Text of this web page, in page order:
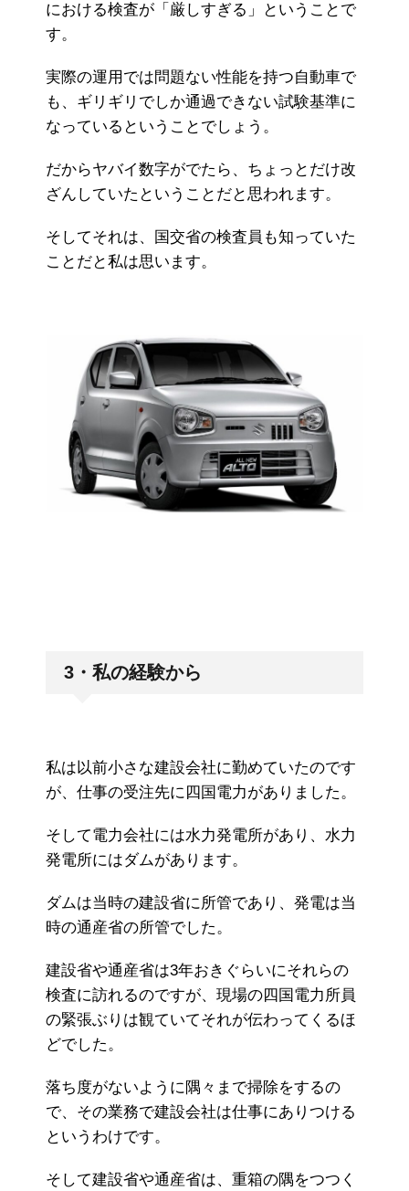
における検査が「厳しすぎる」ということで
す。
実際の運用では問題ない性能を持つ自動車で
も、ギリギリでしか通過できない試験基準に
なっているということでしょう。
だからヤバイ数字がでたら、ちょっとだけ改
ざんしていたということだと思われます。
そしてそれは、国交省の検査員も知っていた
ことだと私は思います。
3・私の経験から
私は以前小さな建設会社に勤めていたのです
が、仕事の受注先に四国電力がありました。
そして電力会社には水力発電所があり、水力
発電所にはダムがあります。
ダムは当時の建設省に所管であり、発電は当
時の通産省の所管でした。
建設省や通産省は3年おきぐらいにそれらの
検査に訪れるのですが、現場の四国電力所員
の緊張ぶりは観ていてそれが伝わってくるほ
どでした。
落ち度がないように隅々まで掃除をするの
で、その業務で建設会社は仕事にありつける
というわけです。
そして建設省や通産省は、重箱の隅をつつく